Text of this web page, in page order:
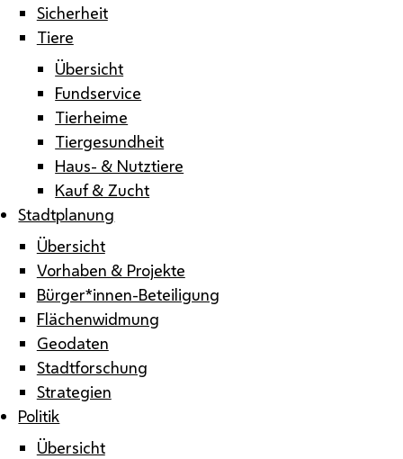
Sicherheit
Tiere
Übersicht
Fundservice
Tierheime
Tiergesundheit
Haus- & Nutztiere
Kauf & Zucht
Stadtplanung
Übersicht
Vorhaben & Projekte
Bürger*innen-Beteiligung
Flächenwidmung
Geodaten
Stadtforschung
Strategien
Politik
Übersicht